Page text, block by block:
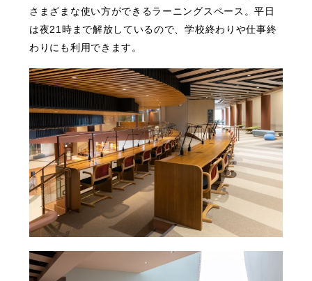
さまざまな使い方ができるラーニングスペース。平日
は夜21時まで解放しているので、学校終わりや仕事終
わりにも利用できます。